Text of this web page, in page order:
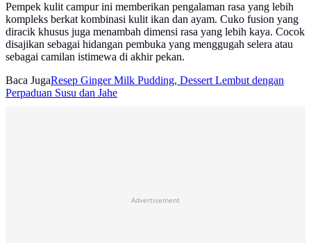
Pempek kulit campur ini memberikan pengalaman rasa yang lebih
kompleks berkat kombinasi kulit ikan dan ayam. Cuko fusion yang
diracik khusus juga menambah dimensi rasa yang lebih kaya. Cocok
disajikan sebagai hidangan pembuka yang menggugah selera atau
sebagai camilan istimewa di akhir pekan.
Baca JugaResep Ginger Milk Pudding, Dessert Lembut dengan
Perpaduan Susu dan Jahe
Advertisement